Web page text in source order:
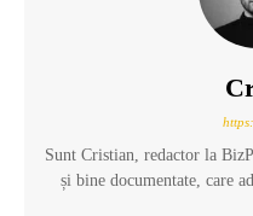
Sunt Cristian, redactor la
și bine documentate, care